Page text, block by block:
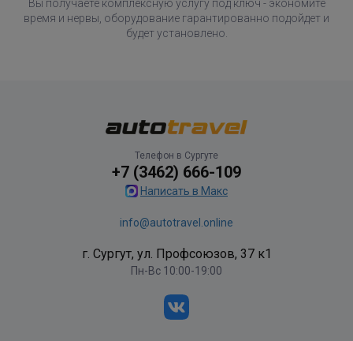
Вы получаете комплексную услугу под ключ - экономите
время и нервы, оборудование гарантированно подойдет и
будет установлено.
Телефон в Сургуте
+7 (3462) 666-109
Написать в Макс
info@autotravel.online
г. Сургут, ул. Профсоюзов, 37 к1
Пн-Вс 10:00-19:00